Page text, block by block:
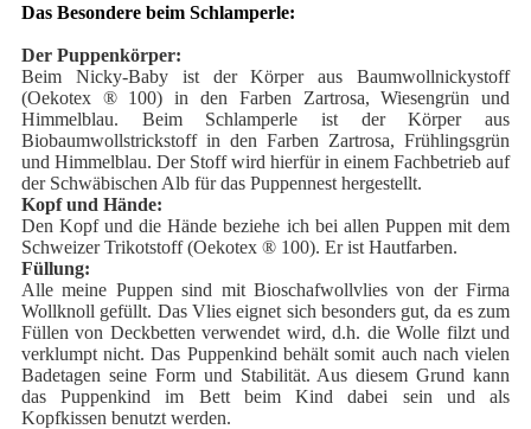
Das Besondere beim Schlamperle:
Der Puppenkörper:
Beim Nicky-Baby ist der Körper aus Baumwollnickystoff
(Oekotex ® 100) in den Farben Zartrosa, Wiesengrün und
Himmelblau. Beim Schlamperle ist der Körper aus
Biobaumwollstrickstoff in den Farben Zartrosa, Frühlingsgrün
und Himmelblau. Der Stoff wird hierfür in einem Fachbetrieb auf
der Schwäbischen Alb für das Puppennest hergestellt.
Kopf und Hände:
Den Kopf und die Hände beziehe ich bei allen Puppen mit dem
Schweizer Trikotstoff (Oekotex ® 100). Er ist Hautfarben.
Füllung:
Alle meine Puppen sind mit Bioschafwollvlies von der Firma
Wollknoll gefüllt. Das Vlies eignet sich besonders gut, da es zum
Füllen von Deckbetten verwendet wird, d.h. die Wolle filzt und
verklumpt nicht. Das Puppenkind behält somit auch nach vielen
Badetagen seine Form und Stabilität. Aus diesem Grund kann
das Puppenkind im Bett beim Kind dabei sein und als
Kopfkissen benutzt werden.